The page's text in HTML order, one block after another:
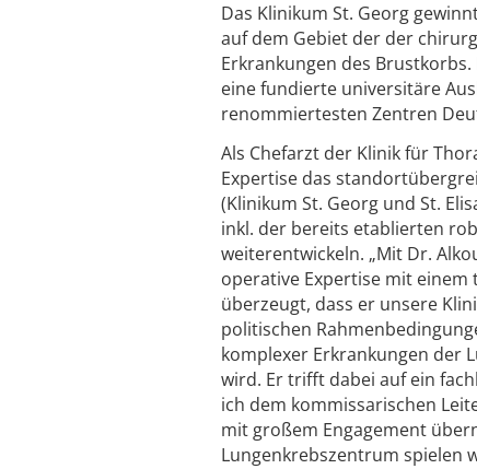
Das Klinikum St. Georg
auf dem Gebiet der der
Erkrankungen des
eine fundierte universitäre
renommiertesten Zentren
Als Chefarzt der Klinik für
Expertise das
(Klinikum St. Georg und St.
inkl. der bereits etablierten
weiterentwickeln. „Mit Dr.
operative Expertise mit
überzeugt, dass er unsere
politischen
komplexer Erkrankungen der
wird. Er trifft dabei auf ein
ich dem kommissarischen
mit großem Engagement
Lungenkrebszentrum spielen